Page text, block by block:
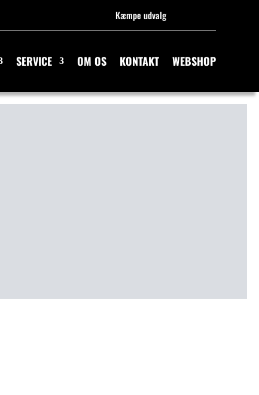
Kæmpe udvalg
SERVICE OM OS KONTAKT WEBSHOP